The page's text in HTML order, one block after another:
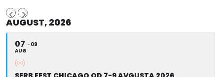
AUGUST, 2026
07
AUG
09